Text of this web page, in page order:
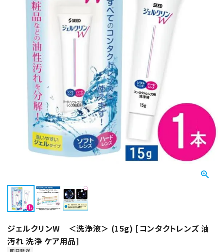
ジェルクリンW ＜洗浄液＞ (15g) [コンタクトレンズ 油
汚れ 洗浄 ケア用品]